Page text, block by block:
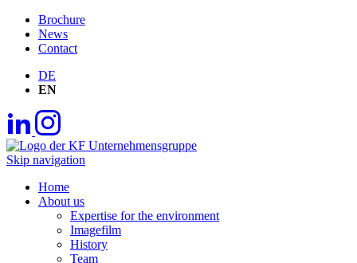
Brochure
News
Contact
DE
EN
Skip navigation
Home
About us
Expertise for the environment
Imagefilm
History
Team